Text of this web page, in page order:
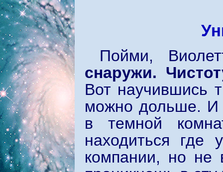
Пойми,
снаружи.
Вот научившись
можно дольше. И
в темной
находиться
компании, но не